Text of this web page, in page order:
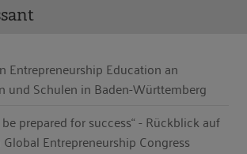
Entrepreneurship Education an
und Schulen in Baden-Württemberg
prepared for success“ - Rückblick auf
Entrepreneurship Congress